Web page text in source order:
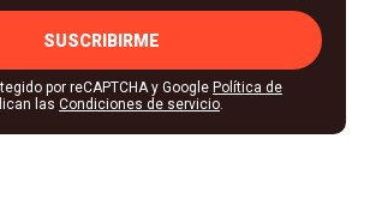
SUSCRIBIRME
por reCAPTCHA y Google Política de
las Condiciones de servicio.